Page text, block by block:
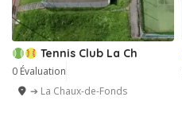
Tennis Club La Ch
0 Évaluation
➔ La Chaux-de-Fonds